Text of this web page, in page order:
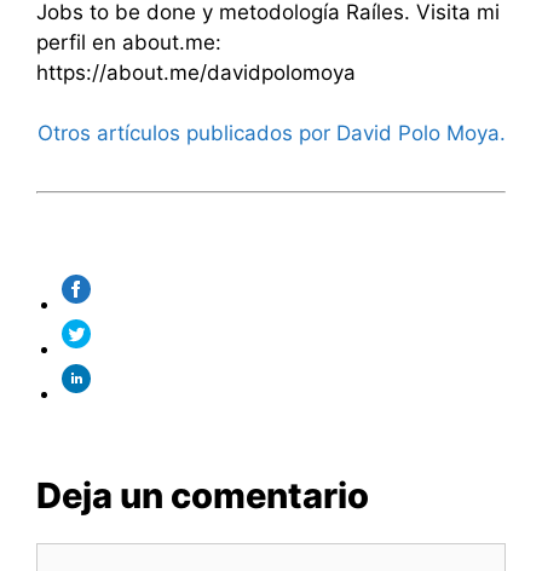
Jobs to be done y metodología Raíles. Visita mi
perfil en about.me:
https://about.me/davidpolomoya
Otros artículos publicados por David Polo Moya.
Deja un comentario